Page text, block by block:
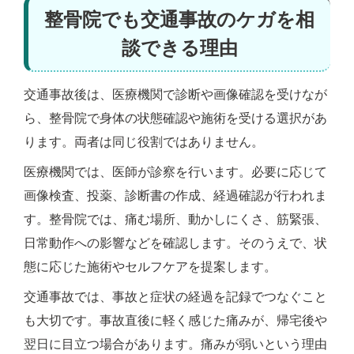
整骨院でも交通事故のケガを相
談できる理由
交通事故後は、医療機関で診断や画像確認を受けなが
ら、整骨院で身体の状態確認や施術を受ける選択があ
ります。両者は同じ役割ではありません。
医療機関では、医師が診察を行います。必要に応じて
画像検査、投薬、診断書の作成、経過確認が行われま
す。整骨院では、痛む場所、動かしにくさ、筋緊張、
日常動作への影響などを確認します。そのうえで、状
態に応じた施術やセルフケアを提案します。
交通事故では、事故と症状の経過を記録でつなぐこと
も大切です。事故直後に軽く感じた痛みが、帰宅後や
翌日に目立つ場合があります。痛みが弱いという理由